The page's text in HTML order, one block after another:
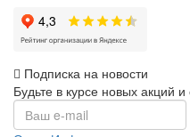
Подписка на новости
Будьте в курсе новых акций